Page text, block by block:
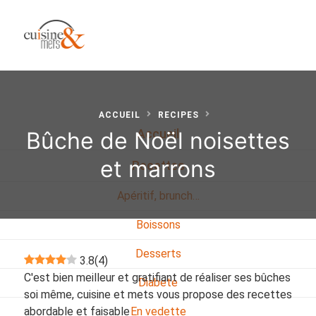
Accueil
Recettes
Apéritif, brunch…
Boissons
Desserts
Diabete
En vedette
ACCUEIL RECIPES
Bûche de Noël noisettes
et marrons
3.8(4)
C'est bien meilleur et gratifiant de réaliser ses bûches
soi même, cuisine et mets vous propose des recettes
abordable et faisable